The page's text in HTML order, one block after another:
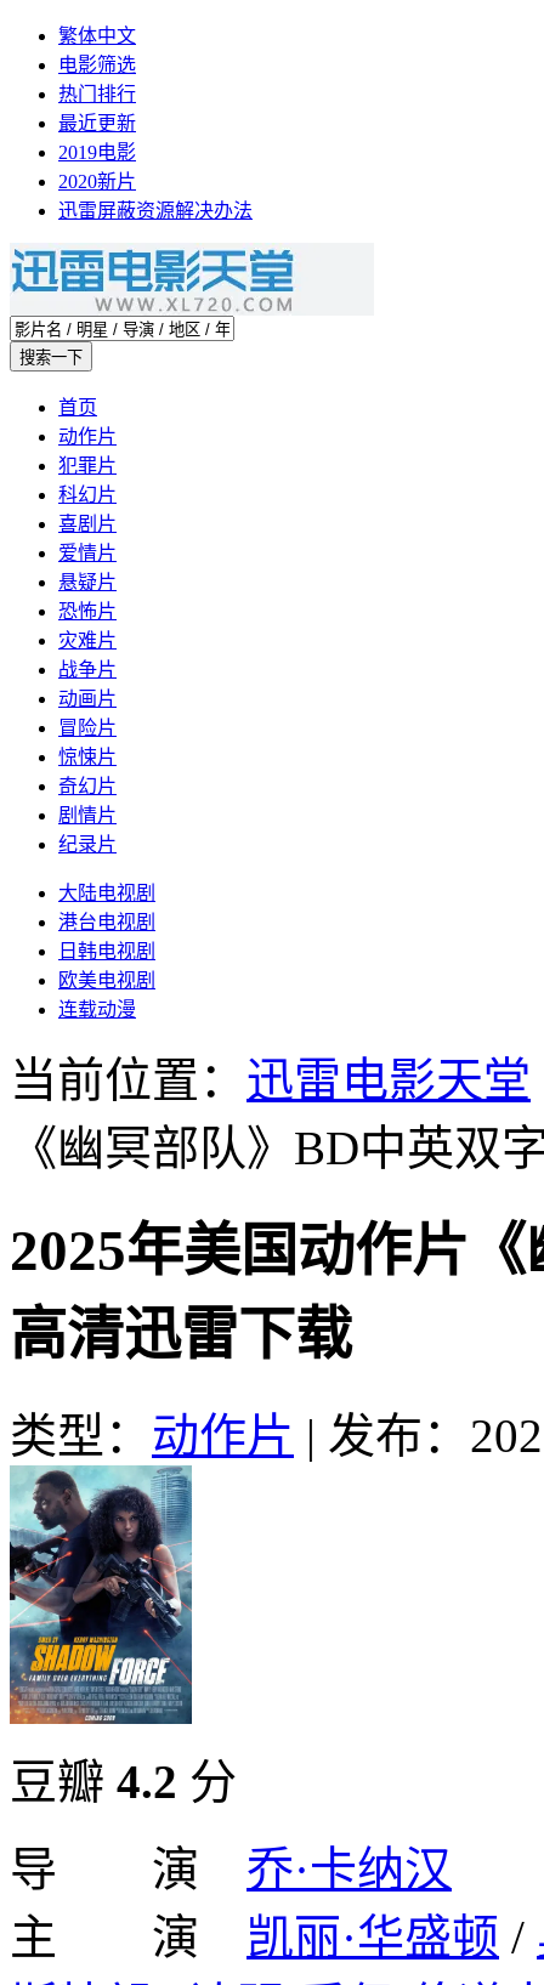
繁体中文
电影筛选
热门排行
最近更新
2019电影
2020新片
迅雷屏蔽资源解决办法
首页
动作片
犯罪片
科幻片
喜剧片
爱情片
悬疑片
恐怖片
灾难片
战争片
动画片
冒险片
惊悚片
奇幻片
剧情片
纪录片
大陆电视剧
港台电视剧
日韩电视剧
欧美电视剧
连载动漫
当前位置： 迅雷电影天堂
《幽冥部队》BD中英双
2025年美国动作片
高清迅雷下载
类型： 动作片 | 发布：
豆瓣 4.2 分
导 演 乔·卡纳汉
主 演 凯丽·华盛顿 /